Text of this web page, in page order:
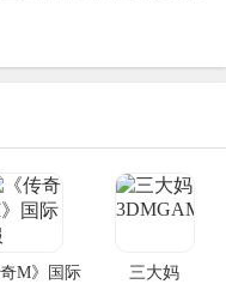
奇M》国际
三大妈